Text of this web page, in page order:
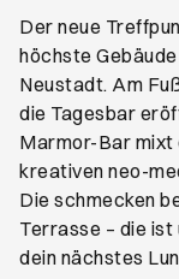
Der neue
höchste
Neustadt. Am
die Tagesbar
Marmor-Bar mixt
kreativen neo-
Die schmecken
Terrasse – die
dein nächstes